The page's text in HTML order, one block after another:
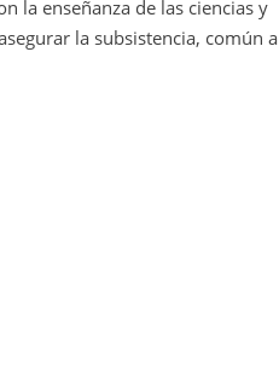
la enseñanza de las ciencias y
la subsistencia, común a